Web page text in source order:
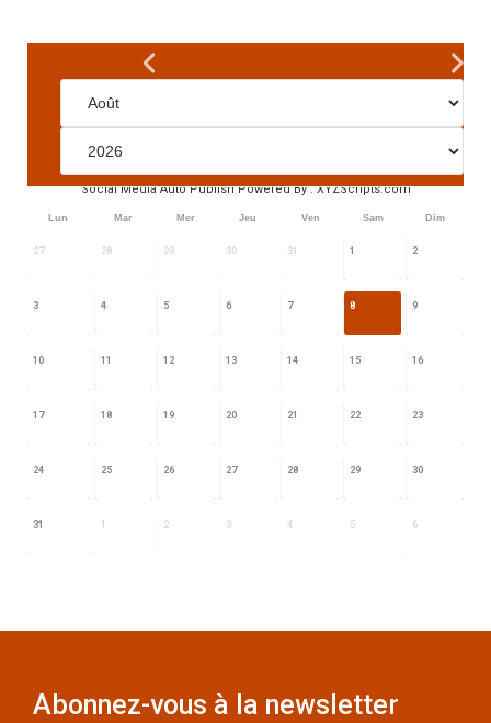
Lun Mar Mer Jeu Ven Sam Dim
27 28 29 30 31 1 2
3 4 5 6 7 8 9
10 11 12 13 14 15 16
17 18 19 20 21 22 23
24 25 26 27 28 29 30
31 1 2 3 4 5 6
Abonnez-vous à la newsletter
Social Media Auto PublishPowered By :XYZScripts.com